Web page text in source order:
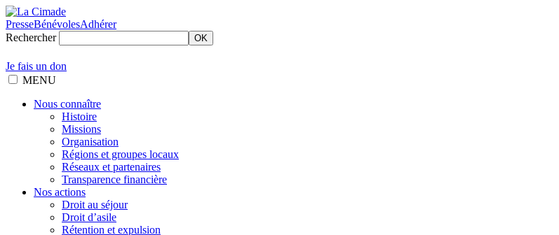
PresseBénévolesAdhérer
Rechercher
OK
Je fais un don
MENU
Nous connaître
Histoire
Missions
Organisation
Régions et groupes locaux
Réseaux et partenaires
Transparence financière
Nos actions
Droit au séjour
Droit d’asile
Rétention et expulsion